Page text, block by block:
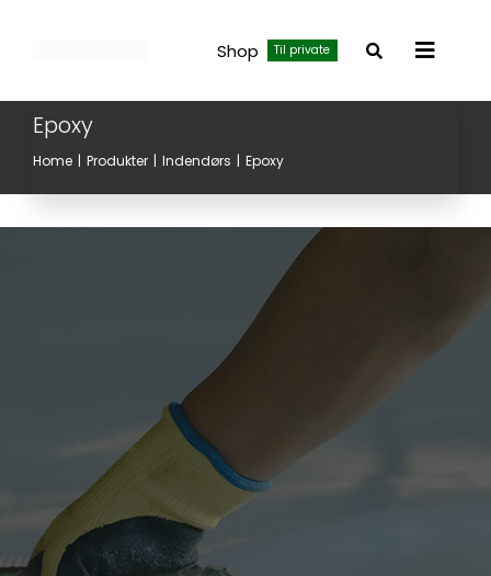
Shop Til private
Toggle
Epoxy
Home Produkter Indendørs Epoxy